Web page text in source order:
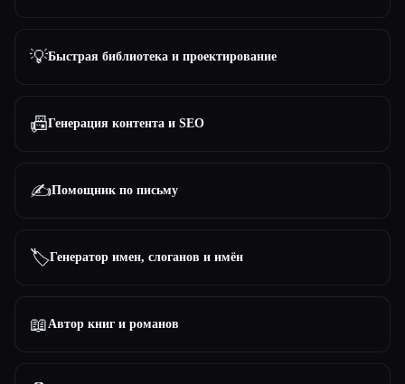
💡Быстрая библиотека и проектирование
📠Генерация контента и SEO
✍️Помощник по письму
🏷️Генератор имен, слоганов и имён
📖Автор книг и романов